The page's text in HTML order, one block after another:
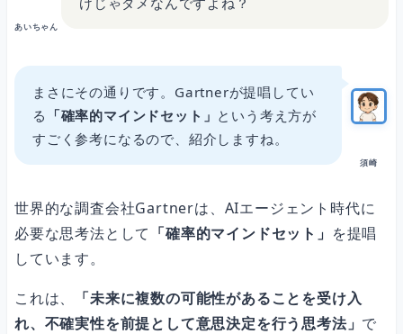
あいちゃん
須崎
まさにその通りです。Gartnerが提唱してい
る 「確率的マインドセット」 という考え方が
すごく参考になるので、紹介しますね。
世界的な調査会社Gartnerは、AIエージェント時代に
必要な思考法として 「確率的マインドセット」 を提唱
しています。
これは、
「未来に複数の可能性があることを受け入
れ、不確実性を前提として意思決定を行う思考法」 で